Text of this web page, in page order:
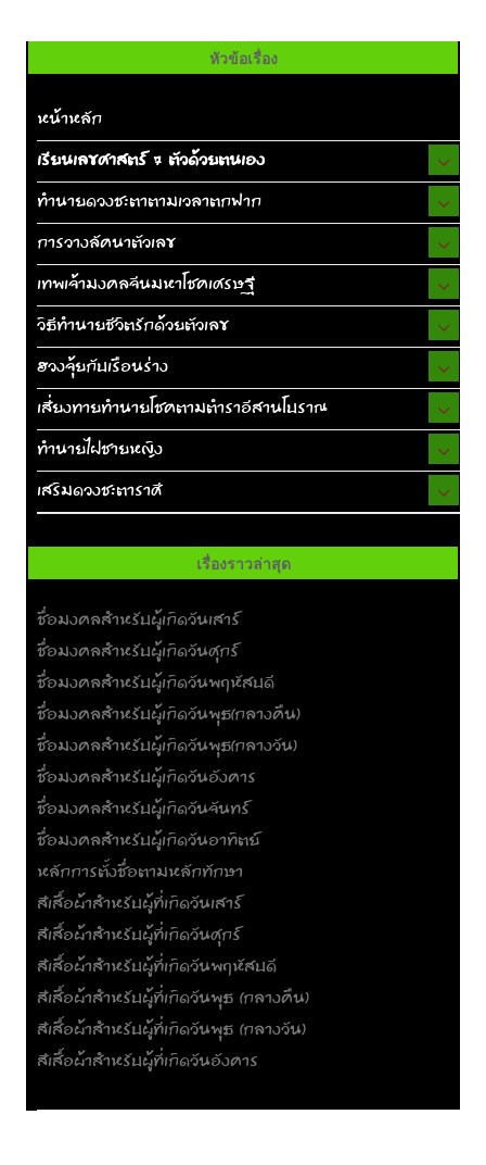
หัวข้อเรื่อง
หน้าหลัก
เรียนเลขศาสตร์ 7 ตัวด้วยตนเอง
ทำนายดวงชะตาตามเวลาตกฟาก
การวางลัคนาตัวเลข
เทพเจ้ามงคลจีนมหาโชคเศรษฐี
วิธีทำนายชีวิตรักด้วยตัวเลข
ฮวงจุ้ยกับเรือนร่าง
เสี่ยงทายทำนายโชคตามตำราอีสานโบราณ
ทำนายไฝชายหญิง
เสริมดวงชะตาราศี
เรื่องราวล่าสุด
ชื่อมงคลสำหรับผู้เกิดวันเสาร์
ชื่อมงคลสำหรับผู้เกิดวันศุกร์
ชื่อมงคลสำหรับผู้เกิดวันพฤหัสบดี
ชื่อมงคลสำหรับผู้เกิดวันพุธ(กลางคืน)
ชื่อมงคลสำหรับผู้เกิดวันพุธ(กลางวัน)
ชื่อมงคลสำหรับผู้เกิดวันอังคาร
ชื่อมงคลสำหรับผู้เกิดวันจันทร์
ชื่อมงคลสำหรับผู้เกิดวันอาทิตย์
หลักการตั้งชื่อตามหลักทักษา
สีเสื้อผ้าสำหรับผู้ที่เกิดวันเสาร์
สีเสื้อผ้าสำหรับผู้ที่เกิดวันศุกร์
สีเสื้อผ้าสำหรับผู้ที่เกิดวันพฤหัสบดี
สีเสื้อผ้าสำหรับผู้ที่เกิดวันพุธ (กลางคืน)
สีเสื้อผ้าสำหรับผู้ที่เกิดวันพุธ (กลางวัน)
สีเสื้อผ้าสำหรับผู้ที่เกิดวันอังคาร